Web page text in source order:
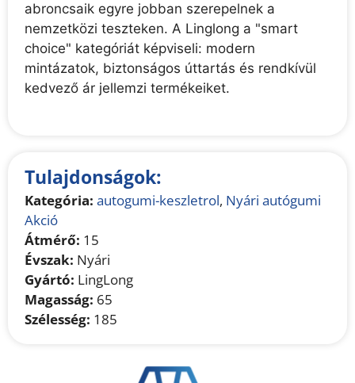
abroncsaik egyre jobban szerepelnek a
nemzetközi teszteken. A Linglong a "smart
choice" kategóriát képviseli: modern
mintázatok, biztonságos úttartás és rendkívül
kedvező ár jellemzi termékeiket.
Tulajdonságok:
Kategória: autogumi-keszletrol, Nyári autógumi
Akció
Átmérő: 15
Évszak: Nyári
Gyártó: LingLong
Magasság: 65
Szélesség: 185